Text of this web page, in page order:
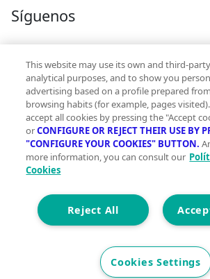
Síguenos
Contacto
hola@vivegreen.com
Aviso Legal
Condiciones de uso
Politica de privacidad
Política de cookies
Accesibilidad
© 2026 Vivegreen - Todos los
SERVICIOS PARA PROFESIONALES
This website may use its own and third-
analytical purposes, and to show you
advertising based on a profile prepared
browsing habits (for example, pages
accept all cookies by pressing the "Accept
orCONFIGURE OR REJECT THEIR USE BY
"CONFIGURE YOUR COOKIES" BUTTON.
more information, you can consult our
Cookies
Reject All
Cookies Settings